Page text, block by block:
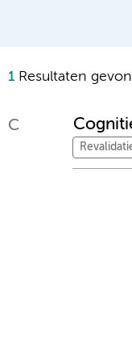
1Resultaten
C